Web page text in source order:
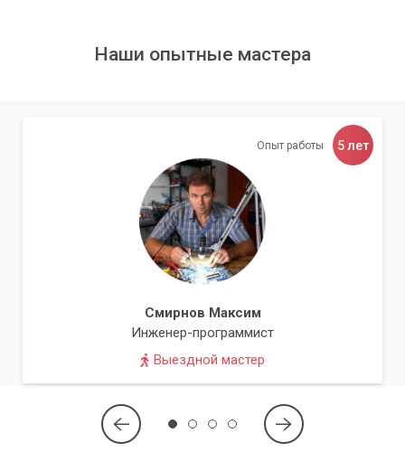
Наши опытные мастера
Опыт работы 5 лет
Смирнов Максим
Инженер-программист
Выездной мастер